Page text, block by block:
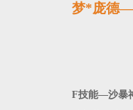
梦*庞德—
F技能—沙暴